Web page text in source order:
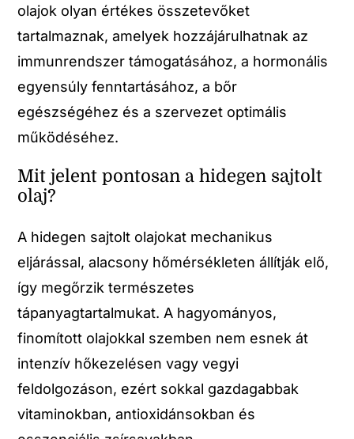
olajok olyan értékes összetevőket
tartalmaznak, amelyek hozzájárulhatnak az
immunrendszer támogatásához, a hormonális
egyensúly fenntartásához, a bőr
egészségéhez és a szervezet optimális
működéséhez.
Mit jelent pontosan a hidegen sajtolt
olaj?
A hidegen sajtolt olajokat mechanikus
eljárással, alacsony hőmérsékleten állítják elő,
így megőrzik természetes
tápanyagtartalmukat. A hagyományos,
finomított olajokkal szemben nem esnek át
intenzív hőkezelésen vagy vegyi
feldolgozáson, ezért sokkal gazdagabbak
vitaminokban, antioxidánsokban és